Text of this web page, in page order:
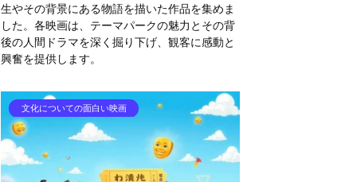
生やその背景にある物語を描いた作品を集めま
した。各映画は、テーマパークの魅力とその背
後の人間ドラマを深く掘り下げ、観客に感動と
興奮を提供します。
文化についての面白い映画